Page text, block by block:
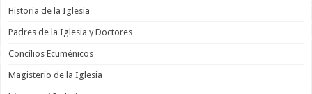
Historia de la Iglesia
Padres de la Iglesia y Doctores
Concílios Ecuménicos
Magisterio de la Iglesia